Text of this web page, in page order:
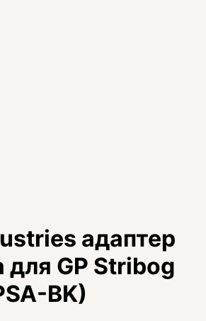
адаптер
для GP Stribog
BK)